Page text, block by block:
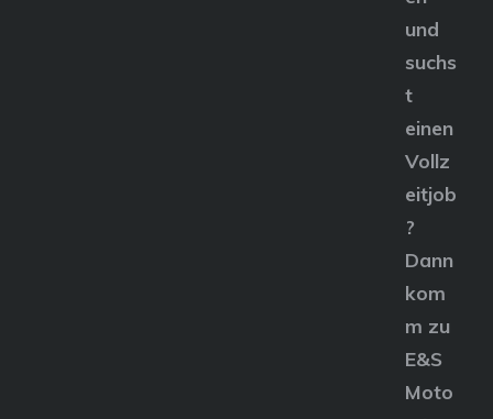
und
suchs
t
einen
Vollz
eitjob
?
Dann
kom
m zu
E&S
Moto